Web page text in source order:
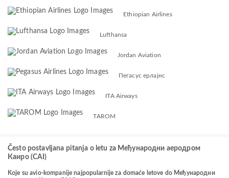
Ethiopian Airlines
Lufthansa
Jordan Aviation
Пегасус ерлајнс
ITA Airways
TAROM
Često postavljana pitanja o letu za Међународни аеродром
Каиро (CAI)
Koje su avio-kompanije najpopularnije za domaće letove do Међународни